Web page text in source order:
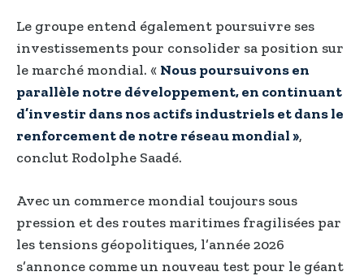
Le groupe entend également poursuivre ses
investissements pour consolider sa position sur
le marché mondial. « Nous poursuivons en
parallèle notre développement, en continuant
d’investir dans nos actifs industriels et dans le
renforcement de notre réseau mondial »,
conclut Rodolphe Saadé.
Avec un commerce mondial toujours sous
pression et des routes maritimes fragilisées par
les tensions géopolitiques, l’année 2026
s’annonce comme un nouveau test pour le géant